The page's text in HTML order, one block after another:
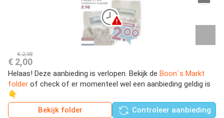
€ 2,98
€ 2,00
Helaas! Deze aanbieding is verlopen. Bekijk de Boon`s Markt
folder of check of er momenteel wel een aanbieding geldig is
👇
Bekijk folder
Controleer aanbieding